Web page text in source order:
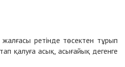
ретінде төсектен тұрып
қалуға асық, асығайық дегенге